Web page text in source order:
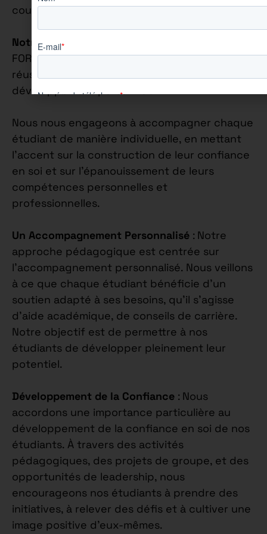
cours.
Notre Philosophie Éducative
FORMATION, nous croyons fermement que la
réussite académique va de pair avec le
développement personnel.
Nous nous engageons à accompagner chaque
étudiant de manière individuelle, en mettant
l’accent sur la construction de leur confiance
en soi et sur l’épanouissement de leurs
compétences personnelles et
professionnelles.
Un Accompagnement Personnalisé : Notre
approche pédagogique est centrée sur
l’accompagnement personnalisé. Nous veillons
à ce que chaque étudiant bénéficie d’un
soutien adapté à ses besoins, qu’il s’agisse
d’aide académique, de conseils de carrière.
Notre objectif est de permettre à nos
étudiants de développer pleinement leur
potentiel.
Développement de la Confiance : Nous
accordons une importance particulière au
développement de la confiance en soi de nos
étudiants. À travers des activités
pédagogiques, des projets de groupe, et des
opportunités de leadership, nous
encourageons nos étudiants à prendre des
initiatives, à relever des défis et à cultiver une
image positive d’eux-mêmes.